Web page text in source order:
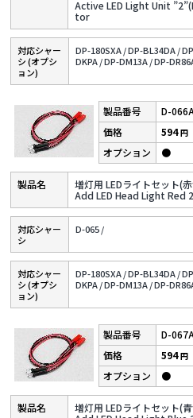
Active LED Light Unit
tor
対応シャー
シ (オプシ
ョン)
DP-180SXA /DP-BL34DA /
DKPA /DP-DM13A /DP-
D-
増灯用 LEDライトセット(
Add LED Head Light Red
594円
●
対応シャー
シ
D-065 /
対応シャー
シ (オプシ
ョン)
DP-180SXA /DP-BL34DA /
DKPA /DP-DM13A /DP-
D-
増灯用 LEDライトセット(
594円
●